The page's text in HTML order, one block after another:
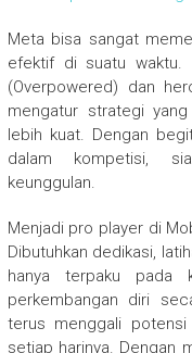
Meta bisa sangat
efektif di suatu waktu.
(Overpowered) dan
mengatur strategi
lebih kuat. Dengan
dalam kompetisi,
keunggulan.
Menjadi pro player di
Dibutuhkan dedikasi,
hanya terpaku pada
perkembangan diri
terus menggali
setiap harinya. Dengan